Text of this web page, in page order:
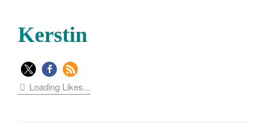
Kerstin
Loading Likes...